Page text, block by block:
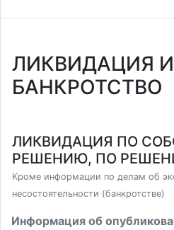
ЛИКВИДАЦИЯ И
БАНКРОТСТВО
ЛИКВИДАЦИЯ ПО
РЕШЕНИЮ, ПО
Кроме информации по делам об
несостоятельности (банкротстве)
Информация об